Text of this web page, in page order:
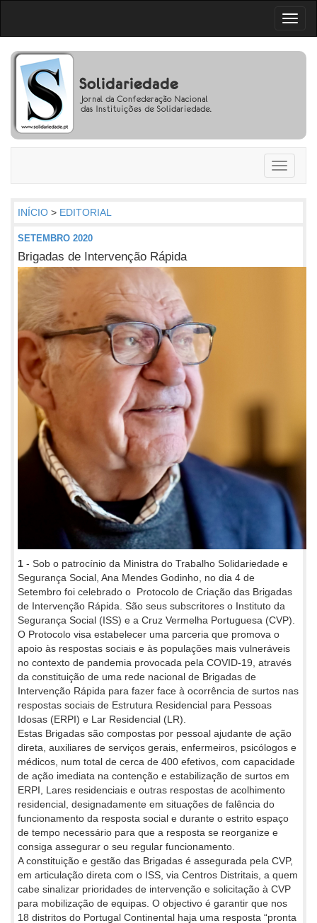
Toggle
INÍCIO > EDITORIAL
SETEMBRO 2020
Brigadas de Intervenção Rápida
1 - Sob o patrocínio da Ministra do Trabalho Solidariedade e
Segurança Social, Ana Mendes Godinho, no dia 4 de
Setembro foi celebrado o Protocolo de Criação das Brigadas
de Intervenção Rápida. São seus subscritores o Instituto da
Segurança Social (ISS) e a Cruz Vermelha Portuguesa (CVP).
O Protocolo visa estabelecer uma parceria que promova o
apoio às respostas sociais e às populações mais vulneráveis
no contexto de pandemia provocada pela COVID-19, através
da constituição de uma rede nacional de Brigadas de
Intervenção Rápida para fazer face à ocorrência de surtos nas
respostas sociais de Estrutura Residencial para Pessoas
Idosas (ERPI) e Lar Residencial (LR).
Estas Brigadas são compostas por pessoal ajudante de ação
direta, auxiliares de serviços gerais, enfermeiros, psicólogos e
médicos, num total de cerca de 400 efetivos, com capacidade
de ação imediata na contenção e estabilização de surtos em
ERPI, Lares residenciais e outras respostas de acolhimento
residencial, designadamente em situações de falência do
funcionamento da resposta social e durante o estrito espaço
de tempo necessário para que a resposta se reorganize e
consiga assegurar o seu regular funcionamento.
A constituição e gestão das Brigadas é assegurada pela CVP,
em articulação direta com o ISS, via Centros Distritais, a quem
cabe sinalizar prioridades de intervenção e solicitação à CVP
para mobilização de equipas. O objectivo é garantir que nos
18 distritos do Portugal Continental haja uma resposta “pronta